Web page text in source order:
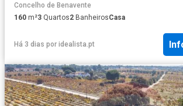
Concelho de Benavente
160 m²3 Quartos2 BanheirosCasa
Há 3 dias por idealista.pt